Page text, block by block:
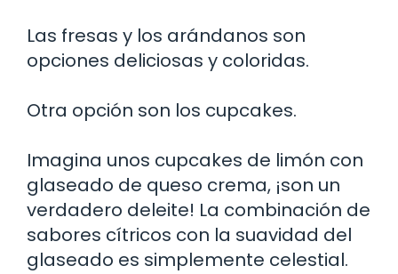
Las fresas y los arándanos son
opciones deliciosas y coloridas.
Otra opción son los cupcakes.
Imagina unos cupcakes de limón con
glaseado de queso crema, ¡son un
verdadero deleite! La combinación de
sabores cítricos con la suavidad del
glaseado es simplemente celestial.